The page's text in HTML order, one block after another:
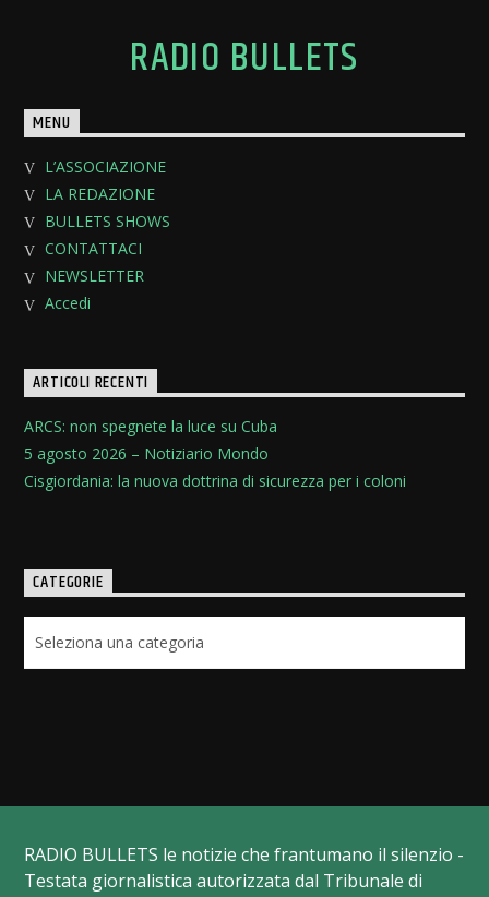
RADIO BULLETS
MENU
L’ASSOCIAZIONE
LA REDAZIONE
BULLETS SHOWS
CONTATTACI
NEWSLETTER
Accedi
ARTICOLI RECENTI
ARCS: non spegnete la luce su Cuba
5 agosto 2026 – Notiziario Mondo
Cisgiordania: la nuova dottrina di sicurezza per i coloni
CATEGORIE
RADIO BULLETS le notizie che frantumano il silenzio -
Testata giornalistica autorizzata dal Tribunale di